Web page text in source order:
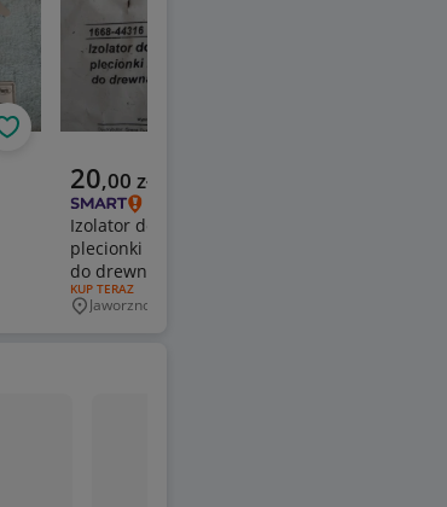
Obserwuj
Aktualna cena
20,00 zł
Izolator do drutu i
plecionki z wkrętem
do drewna
RODZAJ OFERTY:
KUP TERAZ
Miejscowość
Jaworzno